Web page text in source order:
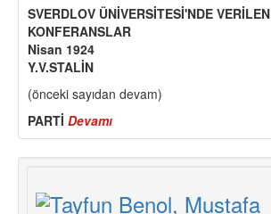
SVERDLOV ÜNİVERSİTESİ'NDE VERİLEN
KONFERANSLAR
Nisan 1924
Y.V.STALİN
(önceki sayıdan devam)
PARTİ Devamı
Leninizm'in
Temel